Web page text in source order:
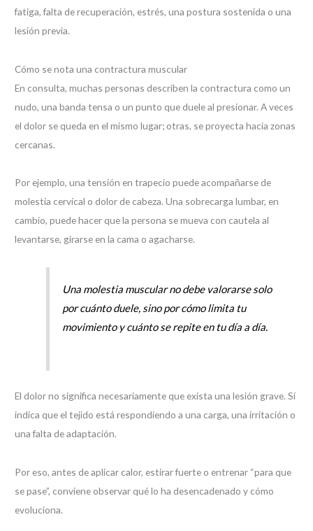
fatiga, falta de recuperación, estrés, una postura sostenida o una
lesión previa.
Cómo se nota una contractura muscular
En consulta, muchas personas describen la contractura como un
nudo, una banda tensa o un punto que duele al presionar. A veces
el dolor se queda en el mismo lugar; otras, se proyecta hacia zonas
cercanas.
Por ejemplo, una tensión en trapecio puede acompañarse de
molestia cervical o dolor de cabeza. Una sobrecarga lumbar, en
cambio, puede hacer que la persona se mueva con cautela al
levantarse, girarse en la cama o agacharse.
Una molestia muscular no debe valorarse solo
por cuánto duele, sino por cómo limita tu
movimiento y cuánto se repite en tu día a día.
El dolor no significa necesariamente que exista una lesión grave. Sí
indica que el tejido está respondiendo a una carga, una irritación o
una falta de adaptación.
Por eso, antes de aplicar calor, estirar fuerte o entrenar “para que
se pase”, conviene observar qué lo ha desencadenado y cómo
evoluciona.